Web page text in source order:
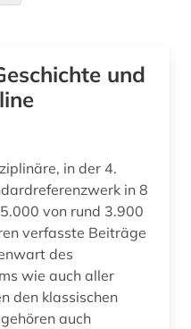
und
in der 4.
in 8
von rund 3.900
verfasste Beiträge
des
wie auch aller
den klassischen
auch